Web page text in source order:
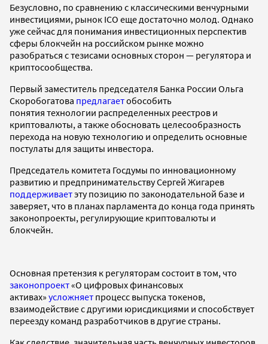
Безусловно, по сравнению с классическими венчурными
инвестициями, рынок ICO еще достаточно молод. Однако
уже сейчас для понимания инвестиционных перспектив
сферы блокчейн на российском рынке можно
разобраться с тезисами основных сторон — регулятора и
криптосообщества.
Первый заместитель председателя Банка России Ольга
Скоробогатова предлагаетобособить
понятия технологии распределенных реестров и
криптовалюты, а также обосновать целесообразность
перехода на новую технологию и определить основные
постулаты для защиты инвестора.
Председатель комитета Госдумы по инновационному
развитию и предпринимательству Сергей Жигарев
поддерживаетэту позицию по законодательной базе и
заверяет, что в планах парламента до конца года принять
законопроекты, регулирующие криптовалюты и
блокчейн.
Основная претензия к регуляторам состоит в том, что
законопроект«О цифровых финансовых
активах» усложняет процесс выпуска токенов,
взаимодействие с другими юрисдикциями и способствует
переезду команд разработчиков в другие страны.